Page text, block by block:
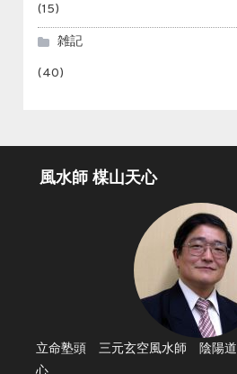
(15)
雑記
(40)
風水師 楳山天心
立命塾頭 三元玄空風水師 陰陽